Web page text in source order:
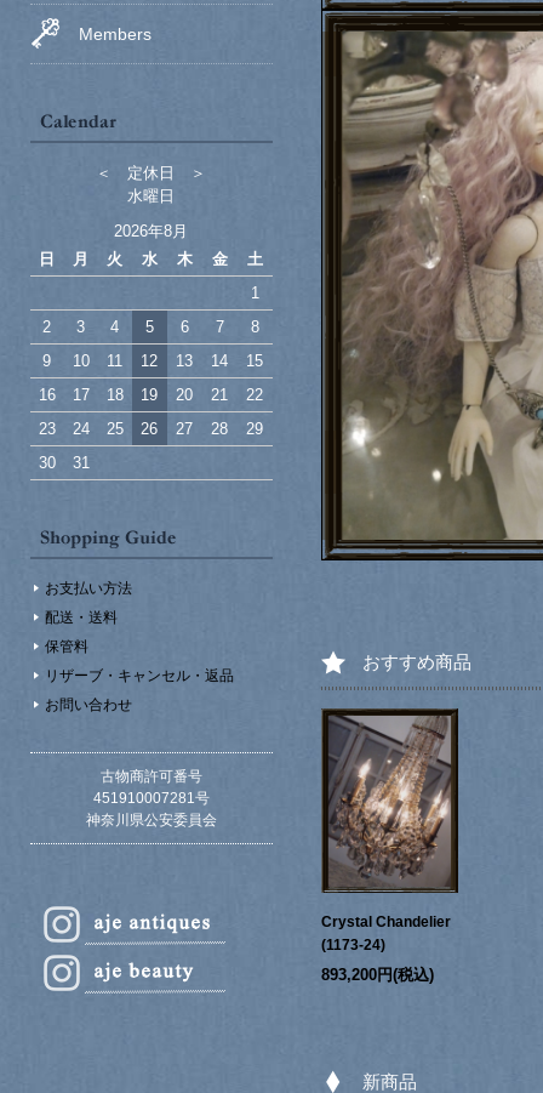
Members
＜ 定休日 ＞
水曜日
2026年8月
日
月 火 水 木 金
土
1
2
3 4 5 6 7
8
9
10 11 12 13 14
15
16
17 18 19 20 21
22
23
24 25 26 27 28
29
30
31
お支払い方法
配送・送料
保管料
リザーブ・キャンセル・返品
お問い合わせ
古物商許可番号
451910007281号
神奈川県公安委員会
おすすめ商品
Crystal Chandelier
(1173-24)
893,200円(税込)
新商品